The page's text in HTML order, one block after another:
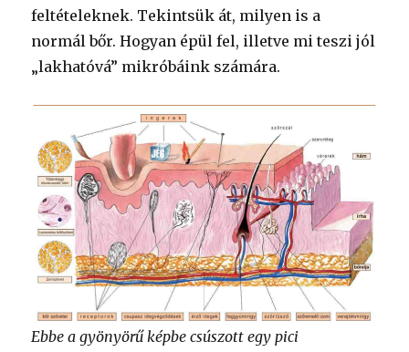
feltételeknek. Tekintsük át, milyen is a
normál bőr. Hogyan épül fel, illetve mi teszi jól
„lakhatóvá” mikróbáink számára.
Ebbe a gyönyörű képbe csúszott egy pici